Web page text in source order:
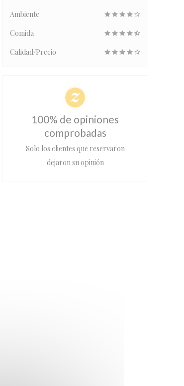
Ambiente
Comida
Calidad/Precio
100% de opiniones
comprobadas
Solo los clientes que reservaron
dejaron su opinión